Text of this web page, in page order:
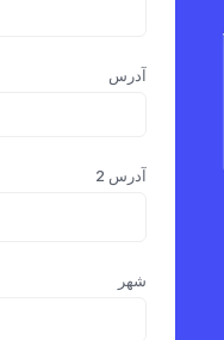
آدرس
آدرس 2
شهر